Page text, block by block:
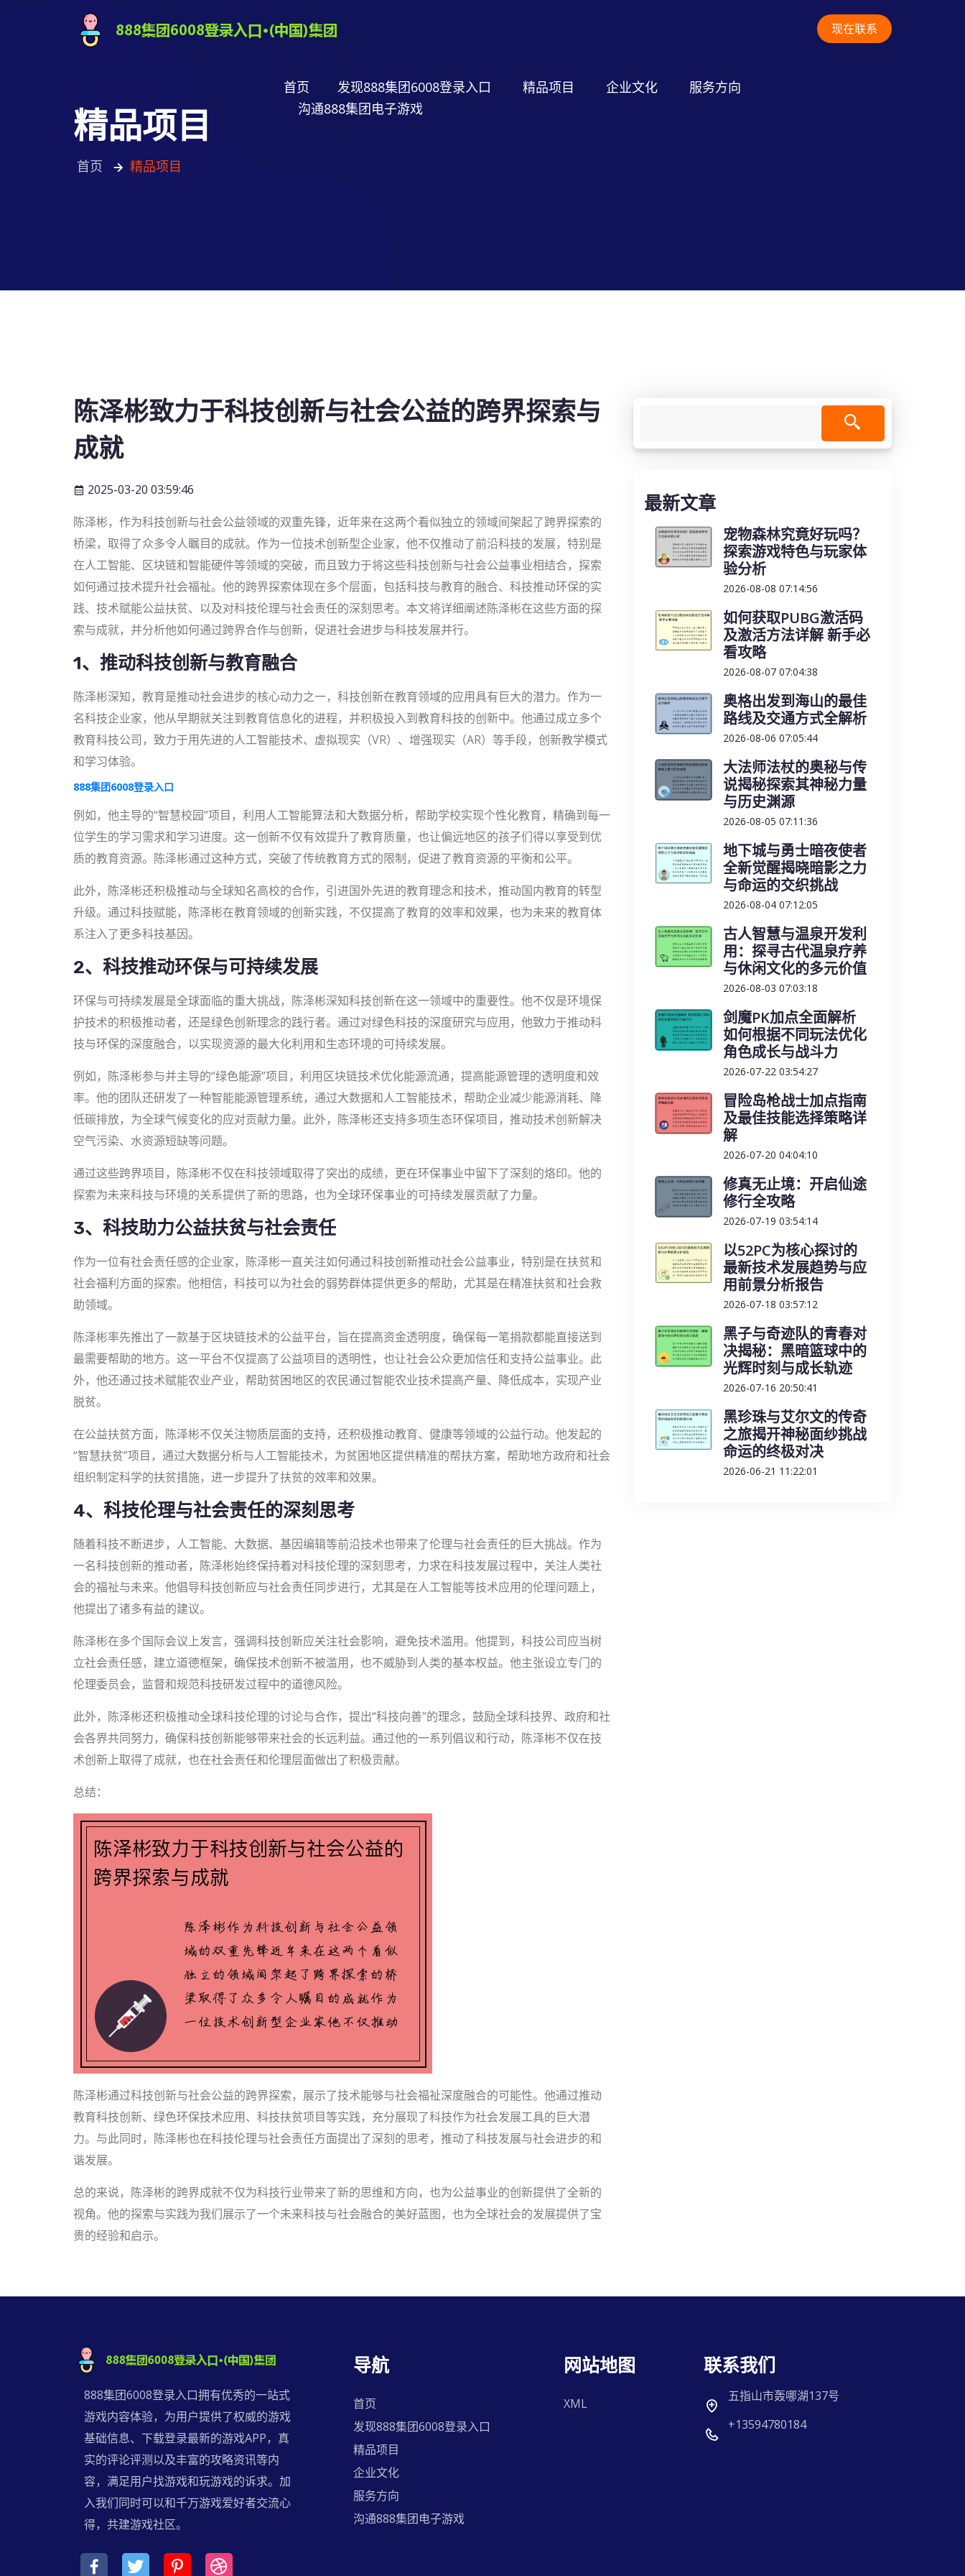
现在联系
首页 发现888集团6008登录入口 精品项目 企业文化
服务方向
沟通888集团电子游戏
精品项目
首页 精品项目
陈泽彬致力于科技创新与社会公益的跨界探索与
成就
2025-03-20 03:59:46
陈泽彬，作为科技创新与社会公益领域的双重先锋，近年来在这两个看似独立的领域间架起了跨界探索的
桥梁，取得了众多令人瞩目的成就。作为一位技术创新型企业家，他不仅推动了前沿科技的发展，特别是
在人工智能、区块链和智能硬件等领域的突破，而且致力于将这些科技创新与社会公益事业相结合，探索
如何通过技术提升社会福祉。他的跨界探索体现在多个层面，包括科技与教育的融合、科技推动环保的实
践、技术赋能公益扶贫、以及对科技伦理与社会责任的深刻思考。本文将详细阐述陈泽彬在这些方面的探
索与成就，并分析他如何通过跨界合作与创新，促进社会进步与科技发展并行。
1、推动科技创新与教育融合
陈泽彬深知，教育是推动社会进步的核心动力之一，科技创新在教育领域的应用具有巨大的潜力。作为一
名科技企业家，他从早期就关注到教育信息化的进程，并积极投入到教育科技的创新中。他通过成立多个
教育科技公司，致力于用先进的人工智能技术、虚拟现实（VR）、增强现实（AR）等手段，创新教学模式
和学习体验。
888集团6008登录入口
例如，他主导的“智慧校园”项目，利用人工智能算法和大数据分析，帮助学校实现个性化教育，精确到每一
位学生的学习需求和学习进度。这一创新不仅有效提升了教育质量，也让偏远地区的孩子们得以享受到优
质的教育资源。陈泽彬通过这种方式，突破了传统教育方式的限制，促进了教育资源的平衡和公平。
此外，陈泽彬还积极推动与全球知名高校的合作，引进国外先进的教育理念和技术，推动国内教育的转型
升级。通过科技赋能，陈泽彬在教育领域的创新实践，不仅提高了教育的效率和效果，也为未来的教育体
系注入了更多科技基因。
2、科技推动环保与可持续发展
环保与可持续发展是全球面临的重大挑战，陈泽彬深知科技创新在这一领域中的重要性。他不仅是环境保
护技术的积极推动者，还是绿色创新理念的践行者。通过对绿色科技的深度研究与应用，他致力于推动科
技与环保的深度融合，以实现资源的最大化利用和生态环境的可持续发展。
例如，陈泽彬参与并主导的“绿色能源”项目，利用区块链技术优化能源流通，提高能源管理的透明度和效
率。他的团队还研发了一种智能能源管理系统，通过大数据和人工智能技术，帮助企业减少能源消耗、降
低碳排放，为全球气候变化的应对贡献力量。此外，陈泽彬还支持多项生态环保项目，推动技术创新解决
空气污染、水资源短缺等问题。
通过这些跨界项目，陈泽彬不仅在科技领域取得了突出的成绩，更在环保事业中留下了深刻的烙印。他的
探索为未来科技与环境的关系提供了新的思路，也为全球环保事业的可持续发展贡献了力量。
3、科技助力公益扶贫与社会责任
作为一位有社会责任感的企业家，陈泽彬一直关注如何通过科技创新推动社会公益事业，特别是在扶贫和
社会福利方面的探索。他相信，科技可以为社会的弱势群体提供更多的帮助，尤其是在精准扶贫和社会救
助领域。
陈泽彬率先推出了一款基于区块链技术的公益平台，旨在提高资金透明度，确保每一笔捐款都能直接送到
最需要帮助的地方。这一平台不仅提高了公益项目的透明性，也让社会公众更加信任和支持公益事业。此
外，他还通过技术赋能农业产业，帮助贫困地区的农民通过智能农业技术提高产量、降低成本，实现产业
脱贫。
在公益扶贫方面，陈泽彬不仅关注物质层面的支持，还积极推动教育、健康等领域的公益行动。他发起的
“智慧扶贫”项目，通过大数据分析与人工智能技术，为贫困地区提供精准的帮扶方案，帮助地方政府和社会
组织制定科学的扶贫措施，进一步提升了扶贫的效率和效果。
4、科技伦理与社会责任的深刻思考
随着科技不断进步，人工智能、大数据、基因编辑等前沿技术也带来了伦理与社会责任的巨大挑战。作为
一名科技创新的推动者，陈泽彬始终保持着对科技伦理的深刻思考，力求在科技发展过程中，关注人类社
会的福祉与未来。他倡导科技创新应与社会责任同步进行，尤其是在人工智能等技术应用的伦理问题上，
他提出了诸多有益的建议。
陈泽彬在多个国际会议上发言，强调科技创新应关注社会影响，避免技术滥用。他提到，科技公司应当树
立社会责任感，建立道德框架，确保技术创新不被滥用，也不威胁到人类的基本权益。他主张设立专门的
伦理委员会，监督和规范科技研发过程中的道德风险。
此外，陈泽彬还积极推动全球科技伦理的讨论与合作，提出“科技向善”的理念，鼓励全球科技界、政府和社
会各界共同努力，确保科技创新能够带来社会的长远利益。通过他的一系列倡议和行动，陈泽彬不仅在技
术创新上取得了成就，也在社会责任和伦理层面做出了积极贡献。
总结：
陈泽彬通过科技创新与社会公益的跨界探索，展示了技术能够与社会福祉深度融合的可能性。他通过推动
教育科技创新、绿色环保技术应用、科技扶贫项目等实践，充分展现了科技作为社会发展工具的巨大潜
力。与此同时，陈泽彬也在科技伦理与社会责任方面提出了深刻的思考，推动了科技发展与社会进步的和
谐发展。
总的来说，陈泽彬的跨界成就不仅为科技行业带来了新的思维和方向，也为公益事业的创新提供了全新的
视角。他的探索与实践为我们展示了一个未来科技与社会融合的美好蓝图，也为全球社会的发展提供了宝
贵的经验和启示。
最新文章
宠物森林究竟好玩吗？
探索游戏特色与玩家体
验分析
2026-08-08 07:14:56
如何获取PUBG激活码
及激活方法详解 新手必
看攻略
2026-08-07 07:04:38
奥格出发到海山的最佳
路线及交通方式全解析
2026-08-06 07:05:44
大法师法杖的奥秘与传
说揭秘探索其神秘力量
与历史渊源
2026-08-05 07:11:36
地下城与勇士暗夜使者
全新觉醒揭晓暗影之力
与命运的交织挑战
2026-08-04 07:12:05
古人智慧与温泉开发利
用：探寻古代温泉疗养
与休闲文化的多元价值
2026-08-03 07:03:18
剑魔PK加点全面解析
如何根据不同玩法优化
角色成长与战斗力
2026-07-22 03:54:27
冒险岛枪战士加点指南
及最佳技能选择策略详
解
2026-07-20 04:04:10
修真无止境：开启仙途
修行全攻略
2026-07-19 03:54:14
以52PC为核心探讨的
最新技术发展趋势与应
用前景分析报告
2026-07-18 03:57:12
黑子与奇迹队的青春对
决揭秘：黑暗篮球中的
光辉时刻与成长轨迹
2026-07-16 20:50:41
黑珍珠与艾尔文的传奇
之旅揭开神秘面纱挑战
命运的终极对决
2026-06-21 11:22:01
888集团6008登录入口拥有优秀的一站式
游戏内容体验，为用户提供了权威的游戏
基础信息、下载登录最新的游戏APP，真
实的评论评测以及丰富的攻略资讯等内
容，满足用户找游戏和玩游戏的诉求。加
入我们同时可以和千万游戏爱好者交流心
得，共建游戏社区。
导航
首页
发现888集团6008登录入口
精品项目
企业文化
服务方向
沟通888集团电子游戏
网站地图
XML
联系我们
五指山市轰哪湖137号
+13594780184